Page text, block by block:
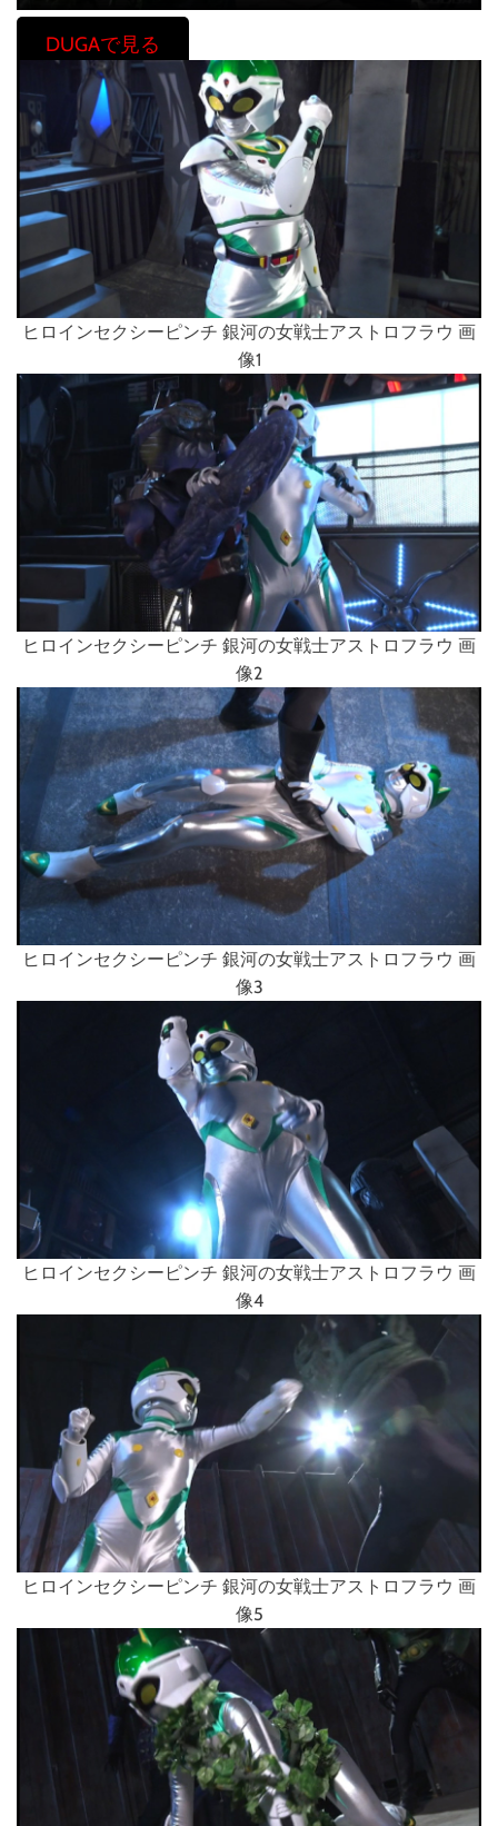
DUGAで見る
ヒロインセクシーピンチ 銀河の女戦士アストロフラウ 画
像1
ヒロインセクシーピンチ 銀河の女戦士アストロフラウ 画
像2
ヒロインセクシーピンチ 銀河の女戦士アストロフラウ 画
像3
ヒロインセクシーピンチ 銀河の女戦士アストロフラウ 画
像4
ヒロインセクシーピンチ 銀河の女戦士アストロフラウ 画
像5